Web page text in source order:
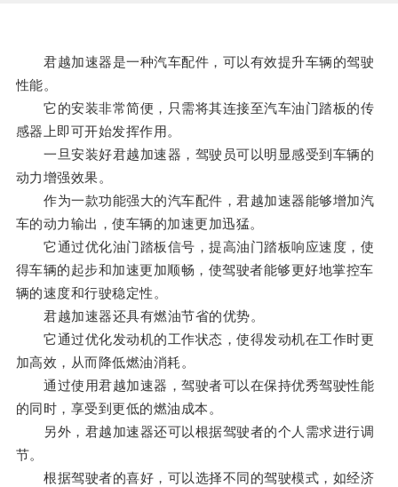
君越加速器是一种汽车配件，可以有效提升车辆的驾驶
性能。
它的安装非常简便，只需将其连接至汽车油门踏板的传
感器上即可开始发挥作用。
一旦安装好君越加速器，驾驶员可以明显感受到车辆的
动力增强效果。
作为一款功能强大的汽车配件，君越加速器能够增加汽
车的动力输出，使车辆的加速更加迅猛。
它通过优化油门踏板信号，提高油门踏板响应速度，使
得车辆的起步和加速更加顺畅，使驾驶者能够更好地掌控车
辆的速度和行驶稳定性。
君越加速器还具有燃油节省的优势。
它通过优化发动机的工作状态，使得发动机在工作时更
加高效，从而降低燃油消耗。
通过使用君越加速器，驾驶者可以在保持优秀驾驶性能
的同时，享受到更低的燃油成本。
另外，君越加速器还可以根据驾驶者的个人需求进行调
节。
根据驾驶者的喜好，可以选择不同的驾驶模式，如经济